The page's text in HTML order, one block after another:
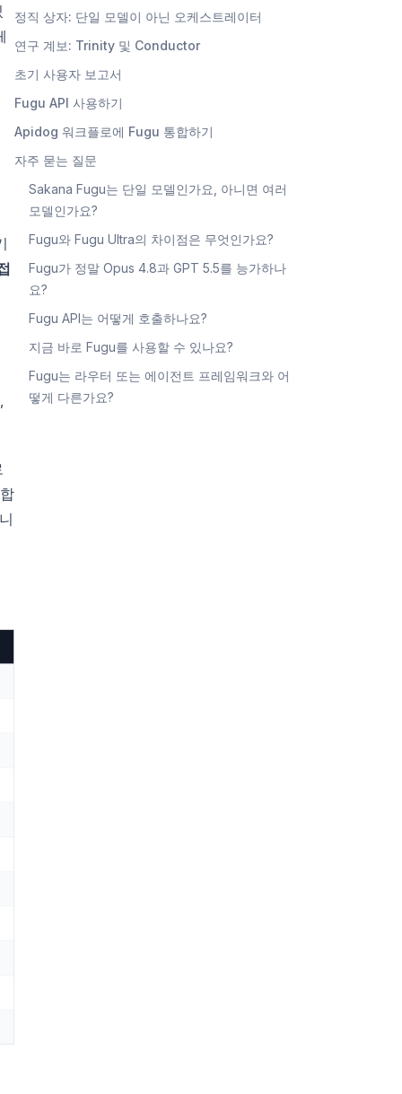
정직 상자: 단일 모델이 아닌 오케스트레이터
연구 계보: Trinity 및 Conductor
초기 사용자 보고서
Fugu API 사용하기
Apidog 워크플로에 Fugu 통합하기
자주 묻는 질문
Sakana Fugu는 단일 모델인가요, 아니면 여러
모델인가요?
Fugu와 Fugu Ultra의 차이점은 무엇인가요?
Fugu가 정말 Opus 4.8과 GPT 5.5를 능가하나
요?
Fugu API는 어떻게 호출하나요?
지금 바로 Fugu를 사용할 수 있나요?
Fugu는 라우터 또는 에이전트 프레임워크와 어
떻게 다른가요?